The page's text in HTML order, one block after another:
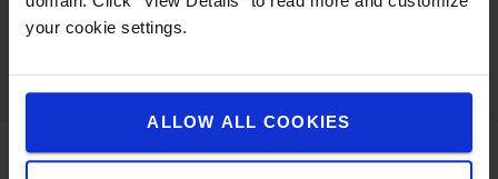
your cookie settings.
ALLOW ALL COOKIES
kruispunten en in andere onoverzichtelijke zones.